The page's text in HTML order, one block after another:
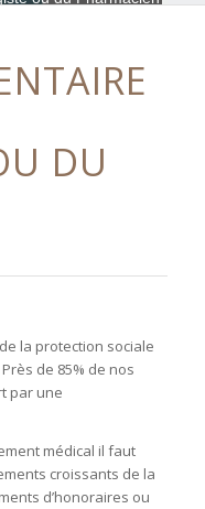
DU
la protection sociale
de 85% de nos
par une
médical il faut
croissants de la
d’honoraires ou